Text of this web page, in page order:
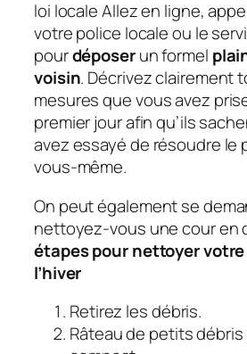
loi localeAllez en ligne,
votre police locale ou le
pourdéposerun formel
voisin. Décrivez clairement
mesures que vous avez
premier jour afin qu’ils
avez essayé de résoudre le
vous-même.
On peut également se
nettoyez-vous une cour en
étapes pour nettoyer
l’hiver
Retirez les débris.
Râteau de petits débris